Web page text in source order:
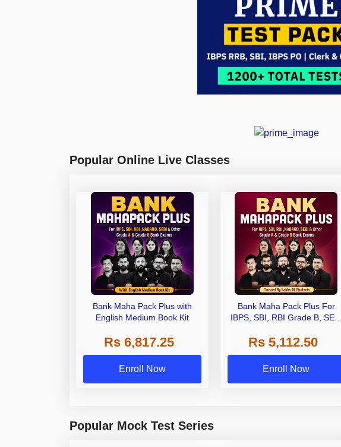
Popular Online Live Classes
Bank Maha Pack Plus with
English Medium Book Kit
Rs 6,817.25
Enroll Now
Bank Maha Pack Plus For
IBPS, SBI, RBI Grade B, SEBI
Other Grade A & Grade B Bank
Exams
Rs 5,112.50
Enroll Now
Popular Mock Test Series